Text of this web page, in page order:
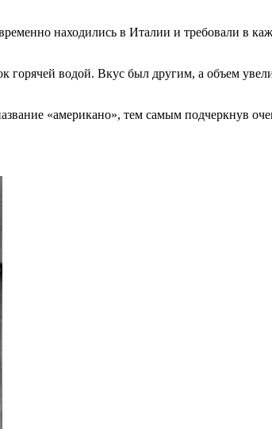
находились в Италии и требовали в
водой. Вкус был другим, а объем
«американо», тем самым подчеркнув